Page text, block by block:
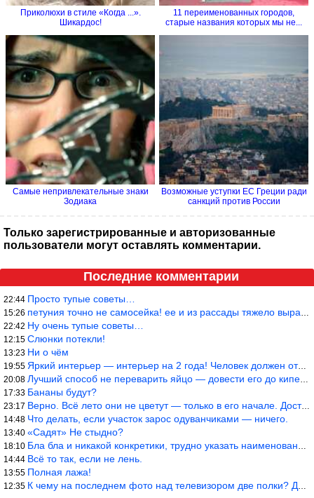
Приколюхи в стиле «Когда ...».
Шикардос!
11 переименованных городов,
старые названия которых мы не...
Самые непривлекательные знаки
Зодиака
Возможные уступки ЕС Греции ради
санкций против России
Только зарегистрированные и авторизованные
пользователи могут оставлять комментарии.
Последние комментарии
22:44 Просто тупые советы…
15:26 петуния точно не самосейка! ее и из рассады тяжело вырастить!
22:42 Ну очень тупые советы…
12:15 Слюнки потекли!
13:23 Ни о чём
19:55 Яркий интерьер — интерьер на 2 года! Человек должен отдыхать в с
20:08 Лучший способ не переварить яйцо — довести его до кипения и выкл
17:33 Бананы будут?
23:17 Верно. Всё лето они не цветут — только в его начале. Достаточно
14:48 Что делать, если участок зарос одуванчиками — ничего.
13:40 «Садят» Не стыдно?
18:10 Бла бла и никакой конкретики, трудно указать наименование рекоме
14:44 Всё то так, если не лень.
13:55 Полная лажа!
12:35 К чему на последнем фото над телевизором две полки? Делают интер